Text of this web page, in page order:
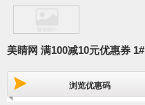
美睛网 满100减10元优惠券 1#
浏览优惠码